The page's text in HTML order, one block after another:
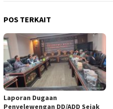
POS TERKAIT
Laporan Dugaan
Penyelewengan DD/ADD Sejak